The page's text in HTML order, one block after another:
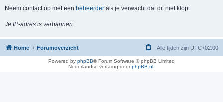
Neem contact op met een beheerder als je verwacht dat dit niet klopt.
Je IP-adres is verbannen.
Home Forumoverzicht Alle tijden zijn UTC+02:00
Powered by phpBB® Forum Software © phpBB Limited
Nederlandse vertaling doorphpBB.nl